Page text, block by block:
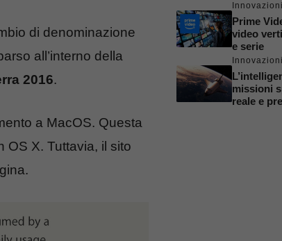
di denominazione
all’interno della
2016.
a MacOS. Questa
OS X. Tuttavia, il sito
Prime
video
e serie
missioni
reale e